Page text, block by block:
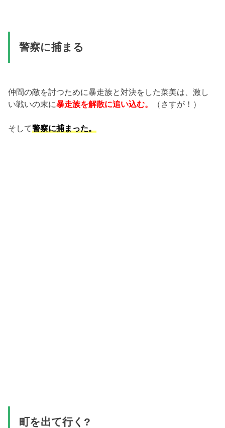
警察に捕まる
仲間の敵を討つために暴走族と対決をした菜美は、激し
い戦いの末に暴走族を解散に追い込む。 （さすが！）
そして警察に捕まった。
町を出て行く?